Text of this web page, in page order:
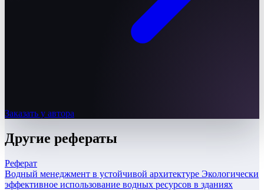
Заказать у автора
Другие рефераты
Реферат
Водный менеджмент в устойчивой архитектуре Экологически
эффективное использование водных ресурсов в зданиях